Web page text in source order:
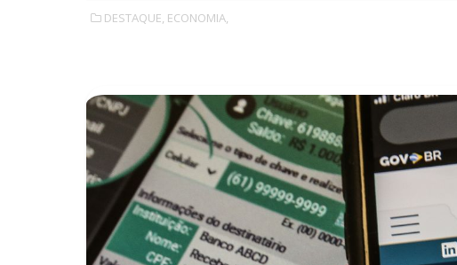
DESTAQUE, ECONOMIA,